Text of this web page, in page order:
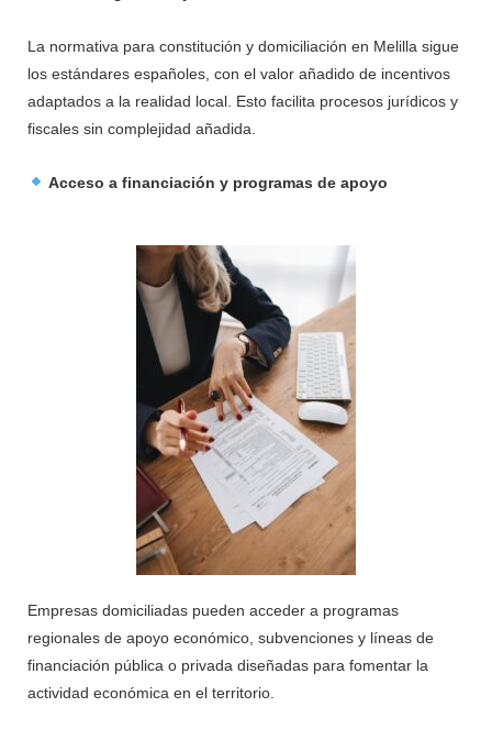
La normativa para constitución y domiciliación en Melilla sigue
los estándares españoles, con el valor añadido de incentivos
adaptados a la realidad local. Esto facilita procesos jurídicos y
fiscales sin complejidad añadida.
Acceso a financiación y programas de apoyo
Empresas domiciliadas pueden acceder a programas
regionales de apoyo económico, subvenciones y líneas de
financiación pública o privada diseñadas para fomentar la
actividad económica en el territorio.